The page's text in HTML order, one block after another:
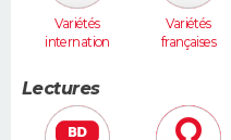
Variétés
internation
Variétés
françaises
Lectures